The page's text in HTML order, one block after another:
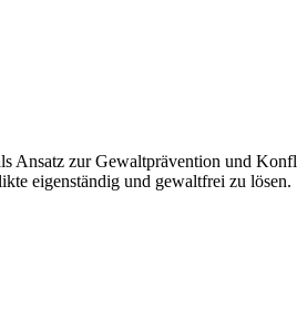
Ansatz zur Gewaltprävention und
eigenständig und gewaltfrei zu lösen.